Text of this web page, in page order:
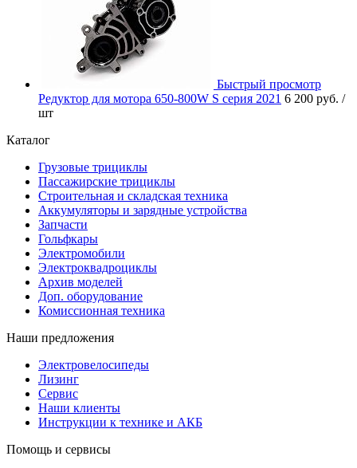
Быстрый просмотр
Редуктор для мотора 650-800W S серия 2021 6 200 руб. /
шт
Каталог
Грузовые трициклы
Пассажирские трициклы
Строительная и складская техника
Аккумуляторы и зарядные устройства
Запчасти
Гольфкары
Электромобили
Электроквадроциклы
Архив моделей
Доп. оборудование
Комиссионная техника
Наши предложения
Электровелосипеды
Лизинг
Сервис
Наши клиенты
Инструкции к технике и АКБ
Помощь и сервисы